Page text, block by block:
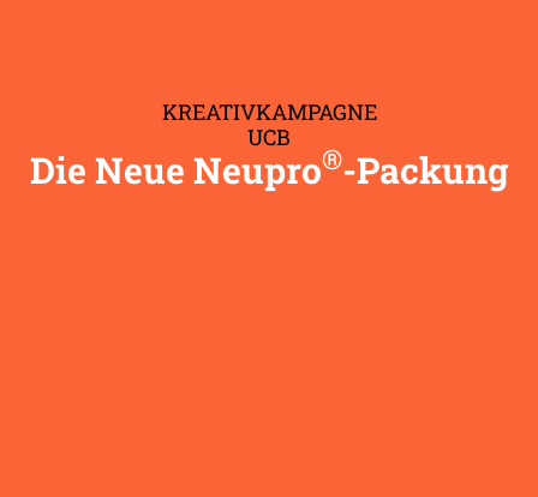
KREATIVKAMPAGNE
UCB
Die Neue Neupro®-Packung